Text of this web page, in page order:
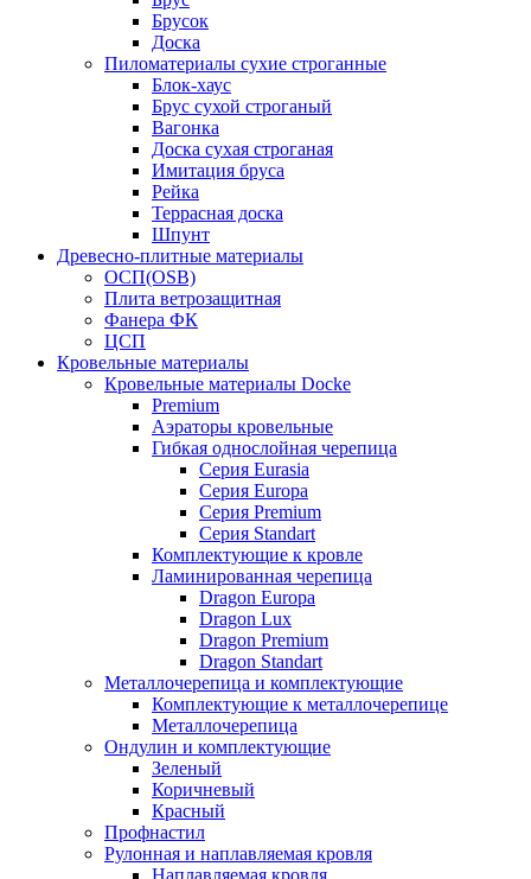
Брусок
Доска
Пиломатериалы сухие строганные
Блок-хаус
Брус сухой строганый
Вагонка
Доска сухая строганая
Имитация бруса
Рейка
Террасная доска
Шпунт
Древесно-плитные материалы
ОСП(OSB)
Плита ветрозащитная
Фанера ФК
ЦСП
Кровельные материалы
Кровельные материалы Docke
Premium
Аэраторы кровельные
Гибкая однослойная черепица
Серия Eurasia
Серия Europa
Серия Premium
Серия Standart
Комплектующие к кровле
Ламинированная черепица
Dragon Europa
Dragon Lux
Dragon Premium
Dragon Standart
Металлочерепица и комплектующие
Комплектующие к металлочерепице
Металлочерепица
Ондулин и комплектующие
Зеленый
Коричневый
Красный
Профнастил
Рулонная и наплавляемая кровля